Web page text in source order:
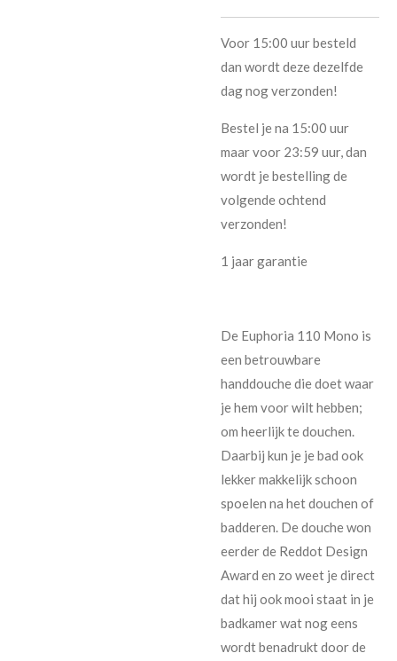
Voor 15:00 uur besteld
dan wordt deze dezelfde
dag nog verzonden!
Bestel je na 15:00 uur
maar voor 23:59 uur, dan
wordt je bestelling de
volgende ochtend
verzonden!
1 jaar garantie
De Euphoria 110 Mono is
een betrouwbare
handdouche die doet waar
je hem voor wilt hebben;
om heerlijk te douchen.
Daarbij kun je je bad ook
lekker makkelijk schoon
spoelen na het douchen of
badderen. De douche won
eerder de Reddot Design
Award en zo weet je direct
dat hij ook mooi staat in je
badkamer wat nog eens
wordt benadrukt door de